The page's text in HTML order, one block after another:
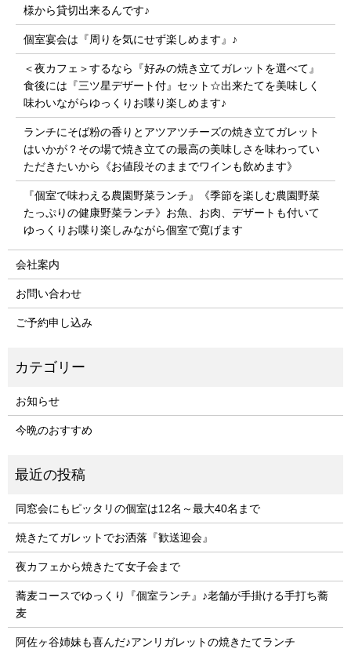
様から貸切出来るんです♪
個室宴会は『周りを気にせず楽しめます』♪
＜夜カフェ＞するなら『好みの焼き立てガレットを選べて』
食後には『三ツ星デザート付』セット☆出来たてを美味しく
味わいながらゆっくりお喋り楽しめます♪
ランチにそば粉の香りとアツアツチーズの焼き立てガレット
はいかが？その場で焼き立ての最高の美味しさを味わってい
ただきたいから《お値段そのままでワインも飲めます》
『個室で味わえる農園野菜ランチ』《季節を楽しむ農園野菜
たっぷりの健康野菜ランチ》お魚、お肉、デザートも付いて
ゆっくりお喋り楽しみながら個室で寛げます
会社案内
お問い合わせ
ご予約申し込み
お知らせ
今晩のおすすめ
同窓会にもピッタリの個室は12名～最大40名まで
焼きたてガレットでお洒落『歓送迎会』
夜カフェから焼きたて女子会まで
蕎麦コースでゆっくり『個室ランチ』♪老舗が手掛ける手打ち蕎
麦
阿佐ヶ谷姉妹も喜んだ♪アンリガレットの焼きたてランチ